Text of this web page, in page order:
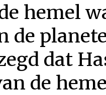
hemel
de
dat
de